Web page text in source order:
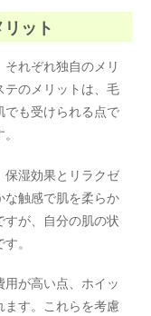
ット
れぞれ独自のメリ
テのメリットは、毛
でも受けられる点で
湿効果とリラクゼ
な触感で肌を柔らか
すが、自分の肌の状
。
が高い点、ホイッ
す。これらを考慮